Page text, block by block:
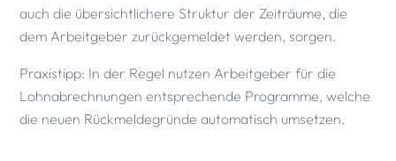
auch die übersichtlichere Struktur der Zeiträume, die
dem Arbeitgeber zurückgemeldet werden, sorgen.
Praxistipp: In der Regel nutzen Arbeitgeber für die
Lohnabrechnungen entsprechende Programme, welche
die neuen Rückmeldegründe automatisch umsetzen.